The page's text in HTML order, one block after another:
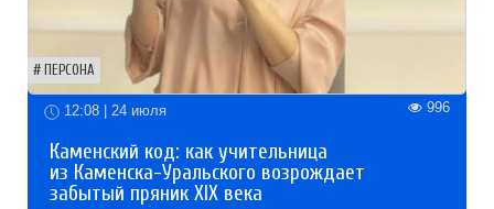
ПЕРСОНА
12:08 | 24 июля 996
Каменский код: как учительница
из Каменска-Уральского возрождает
забытый пряник XIX века